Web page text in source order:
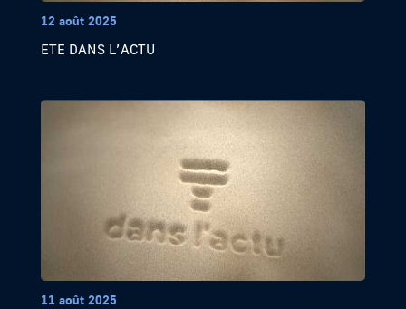
12 août 2025
ETE DANS L’ACTU
11 août 2025